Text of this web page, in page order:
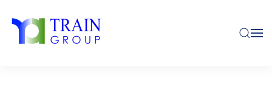
Skip to main content